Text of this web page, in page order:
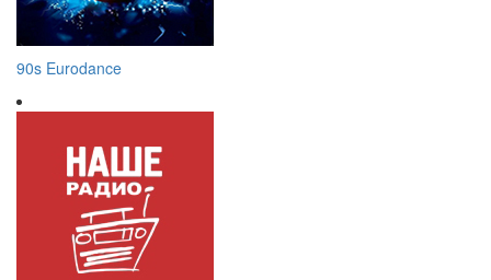
90s Eurodance